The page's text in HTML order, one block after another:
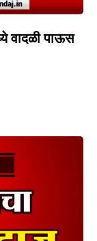
वादळी पाऊस